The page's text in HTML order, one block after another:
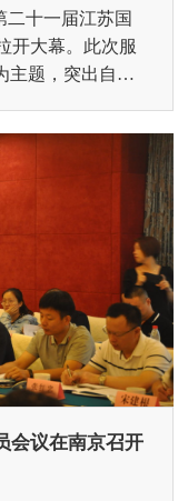
开大幕。此次服
主题，突出自主
会议在南京召开